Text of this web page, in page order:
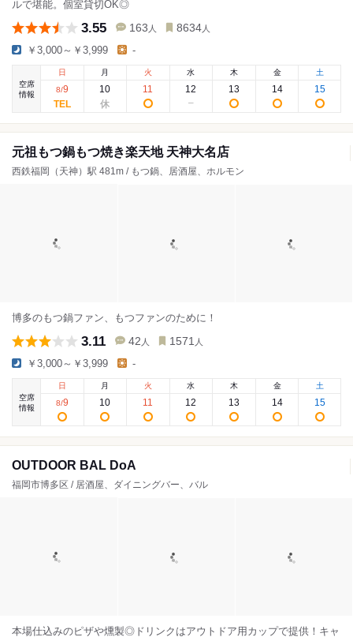
ルで堪能。個室貸切OK◎
3.55 163 人 8634 人
￥3,000～￥3,999 -
空席
情報
日
8/9
月
10
火
11
水
12
木
13
金
14
土
15
元祖もつ鍋もつ焼き楽天地 天神大名店
西鉄福岡（天神）駅 481m / もつ鍋、居酒屋、ホルモン
博多のもつ鍋ファン、もつファンのために！
3.11 42 人 1571 人
￥3,000～￥3,999 -
空席
情報
日
8/9
月
10
火
11
水
12
木
13
金
14
土
15
OUTDOOR BAL DoA
福岡市博多区 / 居酒屋、ダイニングバー、バル
本場仕込みのピザや燻製◎ドリンクはアウトドア用カップで提供！キャ